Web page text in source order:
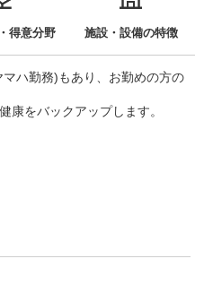
得意分野 施設・設備の特徴
ハ勤務)もあり、お勤めの方の
康をバックアップします。